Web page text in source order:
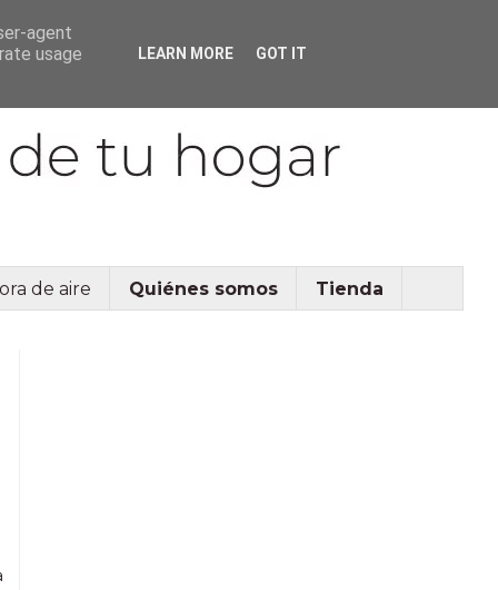
de aire Quiénes somos Tienda
agent
usage
LEARN MORE GOT IT